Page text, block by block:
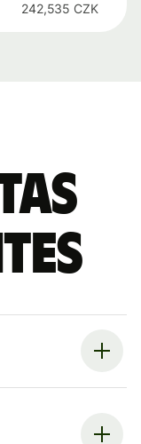
242,535 CZK